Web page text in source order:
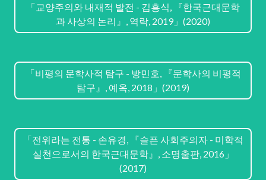
「교양주의와 내재적 발전 - 김흥식, 『한국근대문학
과 사상의 논리』, 역락, 2019」(2020)
「비평의 문학사적 탐구 - 방민호, 『문학사의 비평적
탐구』, 예옥, 2018」(2019)
「전위라는 전통 - 손유경, 『슬픈 사회주의자 - 미학적
실천으로서의 한국근대문학』, 소명출판, 2016」
(2017)